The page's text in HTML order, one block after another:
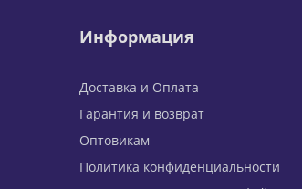
Информация
Доставка и Оплата
Гарантия и возврат
Оптовикам
Политика конфиденциальности